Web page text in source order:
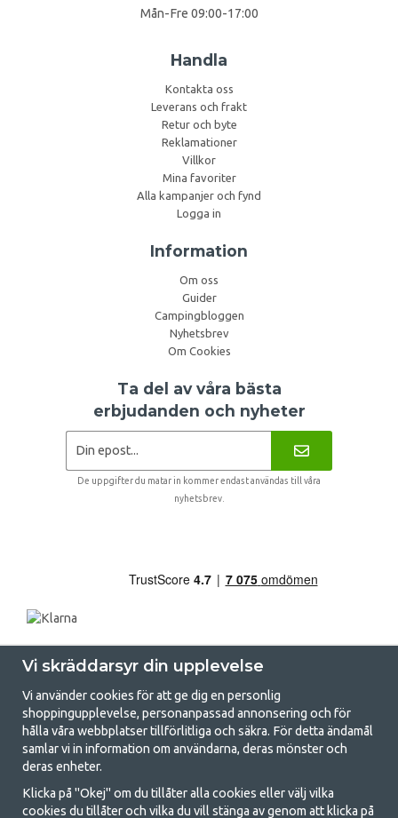
Mån-Fre 09:00-17:00
Handla
Kontakta oss
Leverans och frakt
Retur och byte
Reklamationer
Villkor
Mina favoriter
Alla kampanjer och fynd
Logga in
Information
Om oss
Guider
Campingbloggen
Nyhetsbrev
Om Cookies
Ta del av våra bästa
erbjudanden och nyheter
De uppgifter du matar in kommer endast användas till våra
nyhetsbrev.
GetCamping.se - Din butik för camping
och uteliv
Vi skräddarsyr din upplevelse
Vi använder cookies för att ge dig en personlig
shoppingupplevelse, personanpassad annonsering och för
hålla våra webbplatser tillförlitliga och säkra. För detta ändamål
samlar vi in information om användarna, deras mönster och
deras enheter.
Klicka på "Okej" om du tillåter alla cookies eller välj vilka
cookies du tillåter och vilka du vill stänga av genom att klicka på